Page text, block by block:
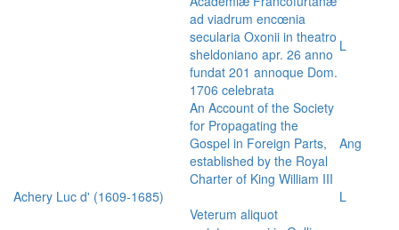
ad viadrum encœnia
secularia Oxonii in theatro
sheldoniano apr. 26 anno
fundat 201 annoque Dom.
1706 celebrata
L
An Account of the Society
for Propagating the
Gospel in Foreign Parts,
established by the Royal
Charter of King William III
Ang
Achery Luc d' (1609-1685) L
Veterum aliquot